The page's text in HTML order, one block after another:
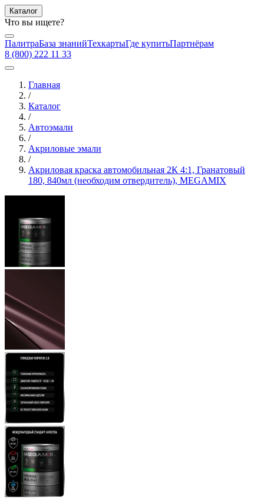
Каталог
Что вы ищете?
ПалитраБаза знанийТехкартыГде купитьПартнёрам
8 (800) 222 11 33
Главная
/
Каталог
/
Автоэмали
/
Акриловые эмали
/
Акриловая краска автомобильная 2К 4:1, Гранатовый
180, 840мл (необходим отвердитель), MEGAMIX